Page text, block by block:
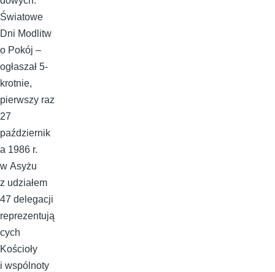
Światowe
Dni Modlitw
o Pokój –
ogłaszał 5-
krotnie,
pierwszy raz
27
październik
a 1986 r.
w Asyżu
z udziałem
47 delegacji
reprezentują
cych
Kościoły
i wspólnoty